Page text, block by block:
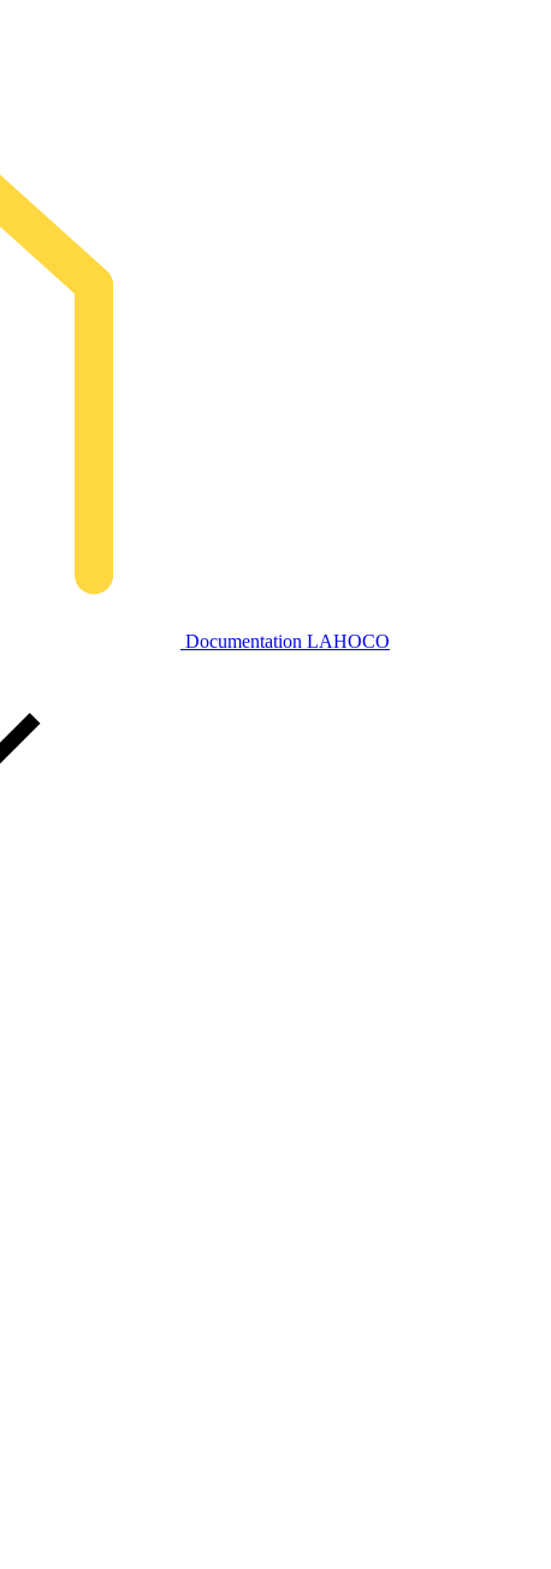
Documentation LAHOCO